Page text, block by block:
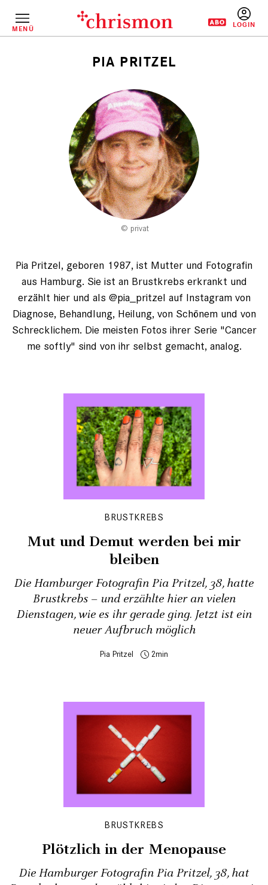
InhaltMENÜ
PIA PRITZEL
privat
Pia Pritzel, geboren 1987, ist Mutter und Fotografin
aus Hamburg. Sie ist an Brustkrebs erkrankt und
erzählt hier und als @pia_pritzel auf Instagram von
Diagnose, Behandlung, Heilung, von Schönem und von
Schrecklichem. Die meisten Fotos ihrer Serie "Cancer
me softly" sind von ihr selbst gemacht, analog.
BRUSTKREBS
Mut und Demut werden bei mir
bleiben
Die Hamburger Fotografin Pia Pritzel, 38, hatte
Brustkrebs – und erzählte hier an vielen
Dienstagen, wie es ihr gerade ging. Jetzt ist ein
neuer Aufbruch möglich
Pia Pritzel 2
BRUSTKREBS
Plötzlich in der Menopause
Die Hamburger Fotografin Pia Pritzel, 38, hat